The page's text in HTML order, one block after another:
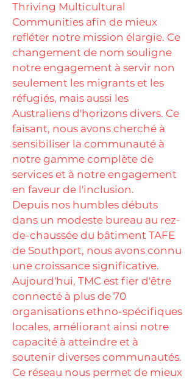
Thriving Multicultural
Communities afin de mieux
refléter notre mission élargie. Ce
changement de nom souligne
notre engagement à servir non
seulement les migrants et les
réfugiés, mais aussi les
Australiens d'horizons divers. Ce
faisant, nous avons cherché à
sensibiliser la communauté à
notre gamme complète de
services et à notre engagement
en faveur de l'inclusion.
Depuis nos humbles débuts
dans un modeste bureau au rez-
de-chaussée du bâtiment TAFE
de Southport, nous avons connu
une croissance significative.
Aujourd'hui, TMC est fier d'être
connecté à plus de 70
organisations ethno-spécifiques
locales, améliorant ainsi notre
capacité à atteindre et à
soutenir diverses communautés.
Ce réseau nous permet de mieux